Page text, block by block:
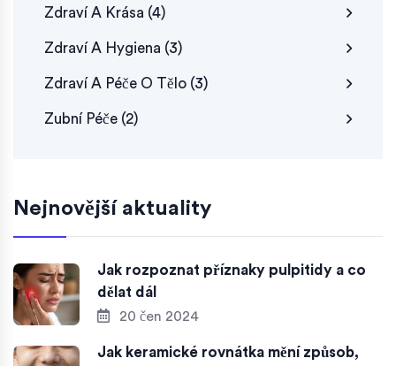
Zdraví A Krása (4)
Zdraví A Hygiena (3)
Zdraví A Péče O Tělo (3)
Zubní Péče (2)
Nejnovější aktuality
Jak rozpoznat příznaky pulpitidy a co
dělat dál
20 čen 2024
Jak keramické rovnátka mění způsob,